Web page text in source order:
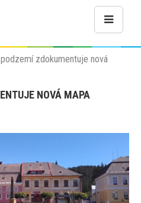
zdokumentuje nová
NOVÁ MAPA